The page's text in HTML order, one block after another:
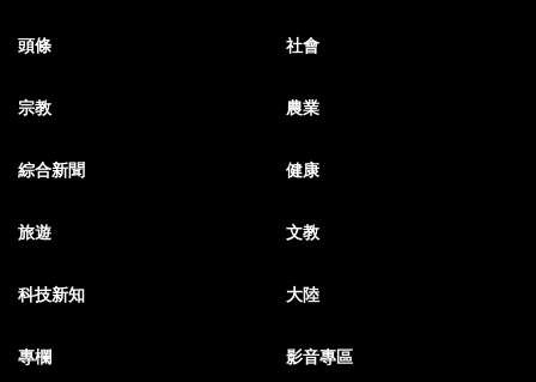
頭條 社會
宗教 農業
綜合新聞 健康
旅遊 文教
科技新知 大陸
專欄 影音專區